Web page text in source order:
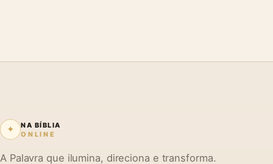
✦
NA BÍBLIA
ONLINE
A Palavra que ilumina, direciona e transforma.